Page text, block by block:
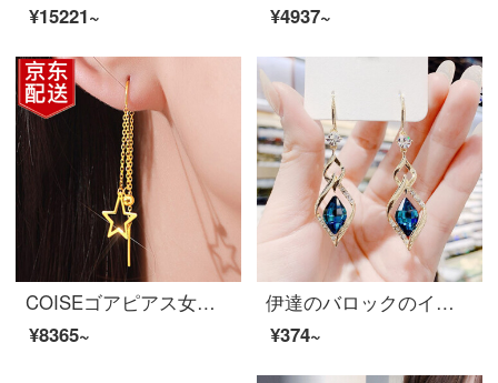
¥15221~
¥4937~
COISEゴアピアス女性999純金ピアスの長い耳の糸のペンダントファッションの金のアクセサリーの誕生日プレゼントです。ガートルフレイン999純金のイヤリングの女性ファッション耳の線のイヤリングのペア/配送証明書
¥8365~
伊達のバロックのイヤリング2021新型の潮流の復古するイヤリングの女性の韓国の気質の長い金のネットの赤い銀の耳飾りのイヤリングの幾何学の角形の水晶のイヤリングK 001
¥374~